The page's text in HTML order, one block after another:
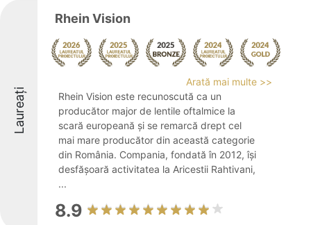
Laureați
Rhein Vision
Arată mai multe >>
Rhein Vision este recunoscută ca un
producător major de lentile oftalmice la
scară europeană și se remarcă drept cel
mai mare producător din această categorie
din România. Compania, fondată în 2012, își
desfășoară activitatea la Aricestii Rahtivani,
...
8.9